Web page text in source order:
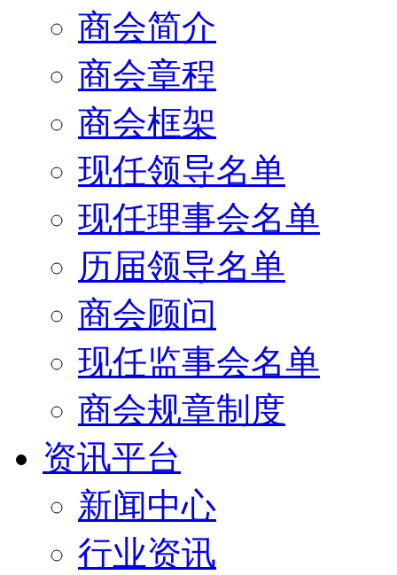
商会简介
商会章程
商会框架
现任领导名单
现任理事会名单
历届领导名单
商会顾问
现任监事会名单
商会规章制度
资讯平台
新闻中心
行业资讯